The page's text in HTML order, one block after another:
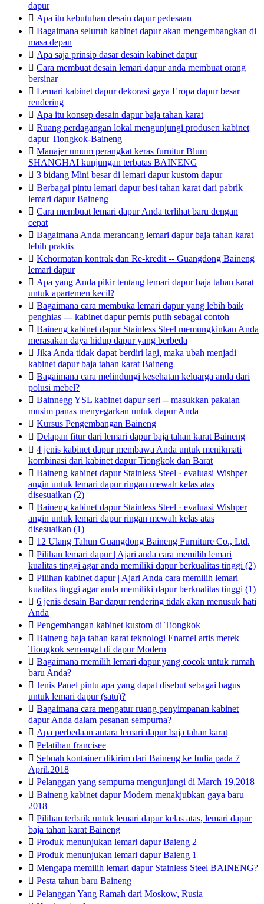
dapur
 Apa itu kebutuhan desain dapur pedesaan
 Bagaimana seluruh kabinet dapur akan mengembangkan di
masa depan
 Apa saja prinsip dasar desain kabinet dapur
 Cara membuat desain lemari dapur anda membuat orang
bersinar
 Lemari kabinet dapur dekorasi gaya Eropa dapur besar
rendering
 Apa itu konsep desain dapur baja tahan karat
 Ruang perdagangan lokal mengunjungi produsen kabinet
dapur Tiongkok-Baineng
 Manajer umum perangkat keras furnitur Blum
SHANGHAI kunjungan terbatas BAINENG
 3 bidang Mini besar di lemari dapur kustom dapur
 Berbagai pintu lemari dapur besi tahan karat dari pabrik
lemari dapur Baineng
 Cara membuat lemari dapur Anda terlihat baru dengan
cepat
 Bagaimana Anda merancang lemari dapur baja tahan karat
lebih praktis
 Kehormatan kontrak dan Re-kredit -- Guangdong Baineng
lemari dapur
 Apa yang Anda pikir tentang lemari dapur baja tahan karat
untuk apartemen kecil?
 Bagaimana cara membuka lemari dapur yang lebih baik
penghias --- kabinet dapur pernis putih sebagai contoh
 Baineng kabinet dapur Stainless Steel memungkinkan Anda
merasakan daya hidup dapur yang berbeda
 Jika Anda tidak dapat berdiri lagi, maka ubah menjadi
kabinet dapur baja tahan karat Baineng
 Bagaimana cara melindungi kesehatan keluarga anda dari
polusi mebel?
 Bainnegg YSL kabinet dapur seri -- masukkan pakaian
musim panas menyegarkan untuk dapur Anda
 Kursus Pengembangan Baineng
 Delapan fitur dari lemari dapur baja tahan karat Baineng
 4 jenis kabinet dapur membawa Anda untuk menikmati
kombinasi dari kabinet dapur Tiongkok dan Barat
 Baineng kabinet dapur Stainless Steel · evaluasi Wishper
angin untuk lemari dapur ringan mewah kelas atas
disesuaikan (2)
 Baineng kabinet dapur Stainless Steel · evaluasi Wishper
angin untuk lemari dapur ringan mewah kelas atas
disesuaikan (1)
 12 Ulang Tahun Guangdong Baineng Furniture Co., Ltd.
 Pilihan lemari dapur | Ajari anda cara memilih lemari
kualitas tinggi agar anda memiliki dapur berkualitas tinggi (2)
 Pilihan kabinet dapur | Ajari Anda cara memilih lemari
kualitas tinggi agar anda memiliki dapur berkualitas tinggi (1)
 6 jenis desain Bar dapur rendering tidak akan menusuk hati
Anda
 Pengembangan kabinet kustom di Tiongkok
 Baineng baja tahan karat teknologi Enamel artis merek
Tiongkok semangat di dapur Modern
 Bagaimana memilih lemari dapur yang cocok untuk rumah
baru Anda?
 Jenis Panel pintu apa yang dapat disebut sebagai bagus
untuk lemari dapur (satu)?
 Bagaimana cara mengatur ruang penyimpanan kabinet
dapur Anda dalam pesanan sempurna?
 Apa perbedaan antara lemari dapur baja tahan karat
 Pelatihan francisee
 Sebuah kontainer dikirim dari Baineng ke India pada 7
April.2018
 Pelanggan yang sempurna mengunjungi di March 19,2018
 Baineng kabinet dapur Modern menakjubkan gaya baru
2018
 Pilihan terbaik untuk lemari dapur kelas atas, lemari dapur
baja tahan karat Baineng
 Produk menunjukan lemari dapur Baieng 2
 Produk menunjukan lemari dapur Baieng 1
 Mengapa memilih lemari dapur Stainless Steel BAINENG?
 Pesta tahun baru Baineng
 Pelanggan Yang Ramah dari Moskow, Rusia